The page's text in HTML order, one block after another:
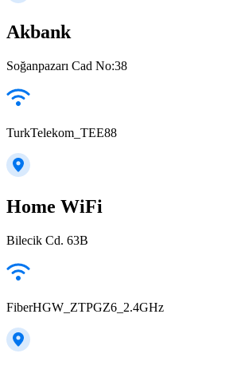
Akbank
Soğanpazarı Cad No:38
TurkTelekom_TEE88
Home WiFi
Bilecik Cd. 63B
FiberHGW_ZTPGZ6_2.4GHz